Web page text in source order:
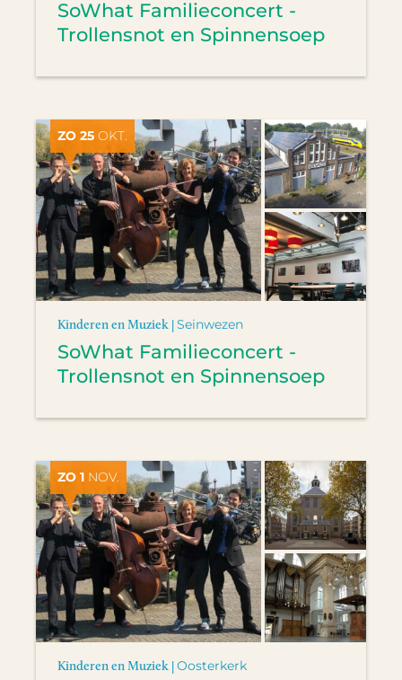
SoWhat Familieconcert -
Trollensnot en Spinnensoep
ZO 25 OKT.
Kinderen en Muziek |Seinwezen
SoWhat Familieconcert -
Trollensnot en Spinnensoep
ZO 1 NOV.
Kinderen en Muziek |Oosterkerk